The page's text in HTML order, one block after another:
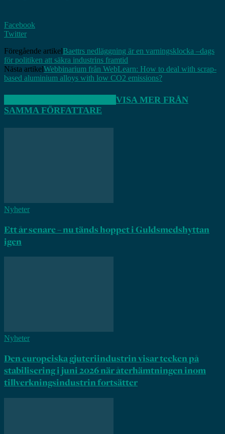
Facebook
Twitter
Föregående artikelBaettrs nedläggning är en varningsklocka –dags
för politiken att säkra industrins framtid
Nästa artikelWebbinarium från WebLearn: How to deal with scrap-
based aluminium alloys with low CO2 emissions?
VISA MER FRÅN
SAMMA FÖRFATTARE
Nyheter
Ett år senare – nu tänds hoppet i Guldsmedshyttan
igen
Nyheter
Den europeiska gjuteriindustrin visar tecken på
stabilisering i juni 2026 när återhämtningen inom
tillverkningsindustrin fortsätter